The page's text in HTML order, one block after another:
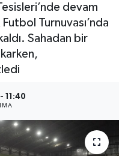
devam
Turnuvası’nda
Sahadan bir
11:40